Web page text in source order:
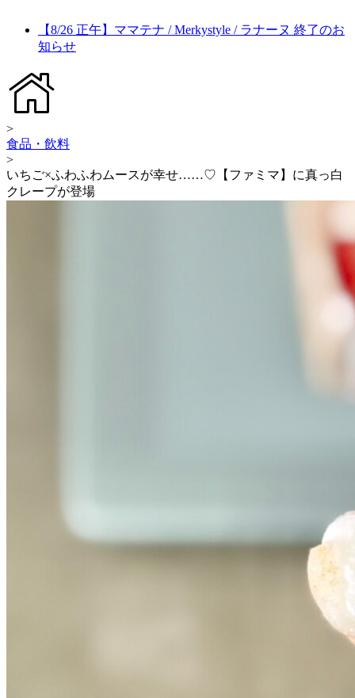
【8/26 正午】ママテナ / Merkystyle / ラナーヌ 終了のお
知らせ
>
食品・飲料
>
いちご×ふわふわムースが幸せ……♡【ファミマ】に真っ白
クレープが登場